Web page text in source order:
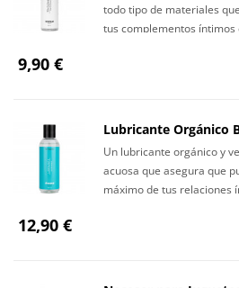
todo tipo de materiales
tus complementos
9,90 €
Lubricante Orgánico
Un lubricante orgánico y
acuosa que asegura que
máximo de tus relaciones
12,90 €